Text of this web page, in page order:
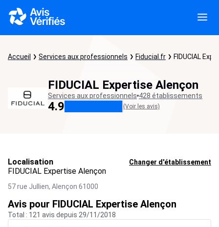
Accueil Services aux professionnels Fiducial.fr FIDUCIAL
FIDUCIAL Expertise Alençon
Services aux professionnels 428 établissements
4.9 (Voir les avis)
Localisation Changer d'établissement
FIDUCIAL Expertise Alençon
57 rue Jullien, Alençon 61000
Avis pour FIDUCIAL Expertise Alençon
Total : 121 avis depuis 29/11/2018